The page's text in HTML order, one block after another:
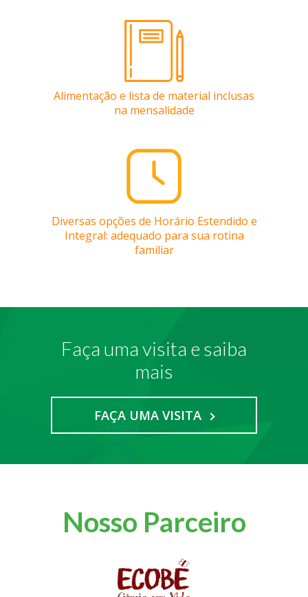
Alimentação e lista de material inclusas
na mensalidade
Diversas opções de Horário Estendido e
Integral: adequado para sua rotina
familiar
Faça uma visita e saiba
mais
FAÇA UMA VISITA
Nosso Parceiro